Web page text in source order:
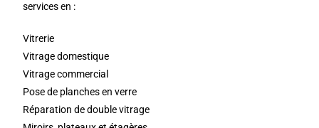
services en :
Vitrerie
Vitrage domestique
Vitrage commercial
Pose de planches en verre
Réparation de double vitrage